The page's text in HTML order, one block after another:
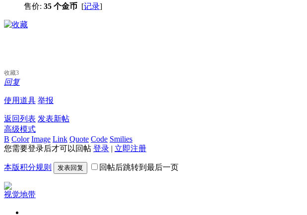
售价: 35 个金币 [记录]
收藏3
回复
使用道具 举报
返回列表 发表新帖
高级模式
B Color Image Link Quote Code Smilies
您需要登录后才可以回帖 登录 | 立即注册
本版积分规则 发表回复 回帖后跳转到最后一页
视觉地带